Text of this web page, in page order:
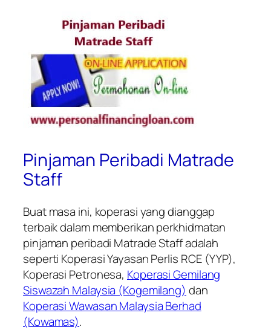
Pinjaman Peribadi Matrade
Staff
Buat masa ini, koperasi yang dianggap
terbaik dalam memberikan perkhidmatan
pinjaman peribadi Matrade Staff adalah
seperti Koperasi Yayasan Perlis RCE (YYP),
Koperasi Petronesa, Koperasi Gemilang
Siswazah Malaysia (Kogemilang) dan
Koperasi Wawasan Malaysia Berhad
(Kowamas).